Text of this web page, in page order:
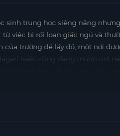
sinh trung học siêng năng
từ việc bị rối loạn giấc ngủ và
của trường để lấy đồ, một nơi
Isaki cũng đang mượn nơi
sự an yên mà bấy lâu nay vẫn